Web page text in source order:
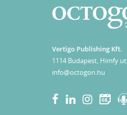
Vertigo Publishing Kft.
1114 Budapest, Himfy
info@octogon.hu
08